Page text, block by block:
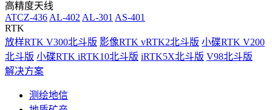
高精度天线
ATCZ-436 AL-402 AL-301 AS-401
RTK
放样RTK V300北斗版 影像RTK vRTK2北斗版 小碟RTK V200
北斗版 小碟RTK iRTK10北斗版 iRTK5X北斗版 V98北斗版
解决方案
测绘地信